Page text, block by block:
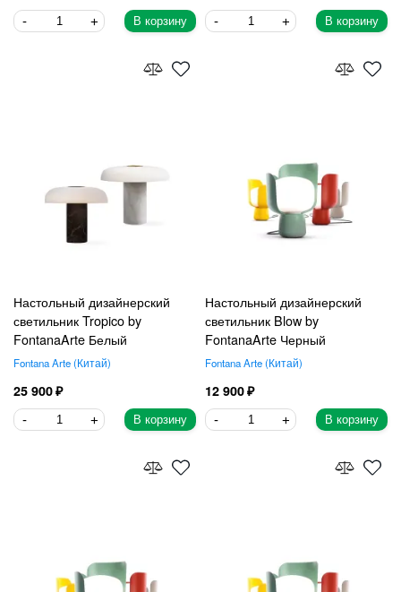
В корзину В корзину
Настольный дизайнерский
светильник Tropico by
FontanaArte Белый
Fontana Arte Китай
25 900
В корзину
Настольный дизайнерский
светильник Blow by
FontanaArte Черный
Fontana Arte Китай
12 900
В корзину